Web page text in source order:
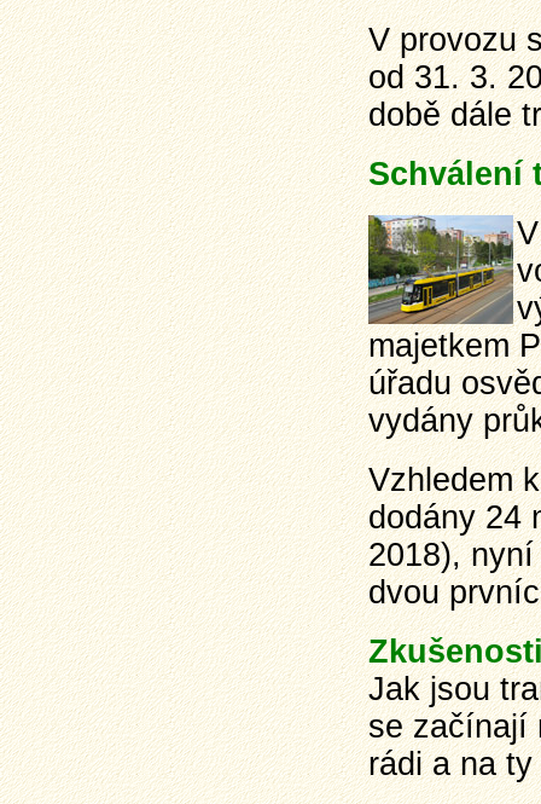
V provozu
od 31. 3.
době dále
Schválení
majetkem
úřadu
vydány
Vzhledem
dodány 24
2018),
dvou
Jak jsou
se začínají
rádi a na